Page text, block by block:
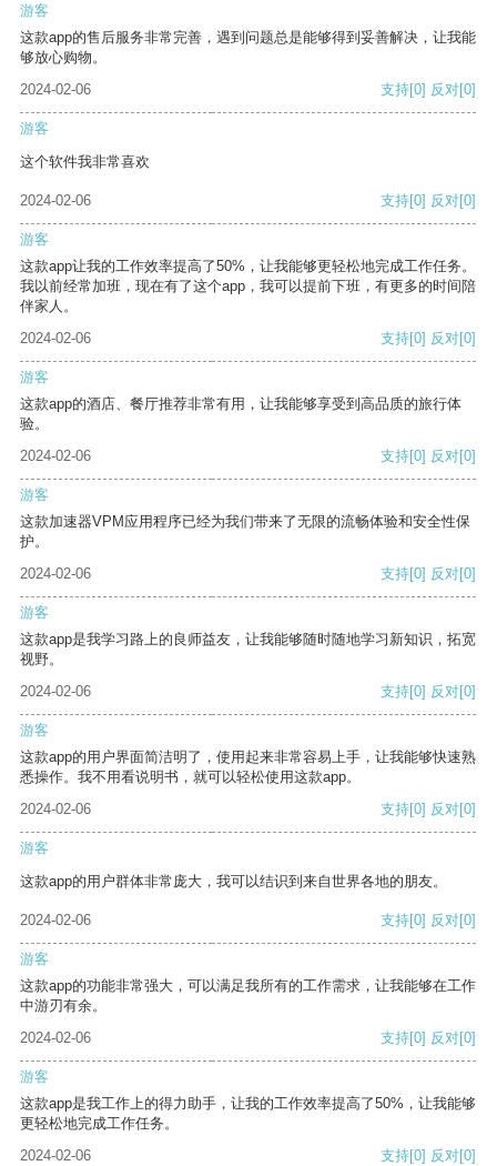
游客
这款app的售后服务非常完善，遇到问题总是能够得到妥善解决，让我能
够放心购物。
2024-02-06
支持[0] 反对[0]
游客
这个软件我非常喜欢
2024-02-06 支持[0] 反对[0]
游客
这款app让我的工作效率提高了50%，让我能够更轻松地完成工作任务。
我以前经常加班，现在有了这个app，我可以提前下班，有更多的时间陪
伴家人。
2024-02-06
支持[0] 反对[0]
游客
这款app的酒店、餐厅推荐非常有用，让我能够享受到高品质的旅行体
验。
2024-02-06
支持[0] 反对[0]
游客
这款加速器VPM应用程序已经为我们带来了无限的流畅体验和安全性保
护。
2024-02-06
支持[0] 反对[0]
游客
这款app是我学习路上的良师益友，让我能够随时随地学习新知识，拓宽
视野。
2024-02-06
支持[0] 反对[0]
游客
这款app的用户界面简洁明了，使用起来非常容易上手，让我能够快速熟
悉操作。我不用看说明书，就可以轻松使用这款app。
2024-02-06
支持[0] 反对[0]
游客
这款app的用户群体非常庞大，我可以结识到来自世界各地的朋友。
2024-02-06 支持[0] 反对[0]
游客
这款app的功能非常强大，可以满足我所有的工作需求，让我能够在工作
中游刃有余。
2024-02-06
支持[0] 反对[0]
游客
这款app是我工作上的得力助手，让我的工作效率提高了50%，让我能够
更轻松地完成工作任务。
2024-02-06
支持[0] 反对[0]